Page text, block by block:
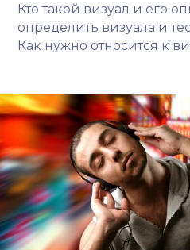
Кто такой визуал и его
определить визуала и
Как нужно относится к